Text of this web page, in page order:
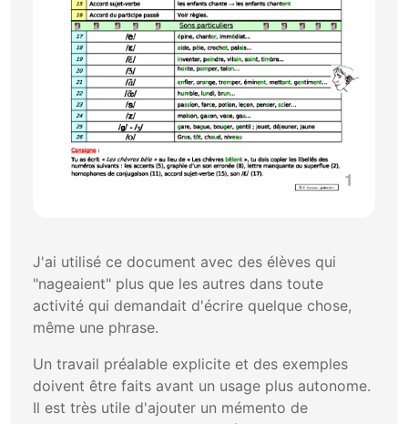
J'ai utilisé ce document avec des élèves qui
"nageaient" plus que les autres dans toute
activité qui demandait d'écrire quelque chose,
même une phrase.
Un travail préalable explicite et des exemples
doivent être faits avant un usage plus autonome.
Il est très utile d'ajouter un mémento de